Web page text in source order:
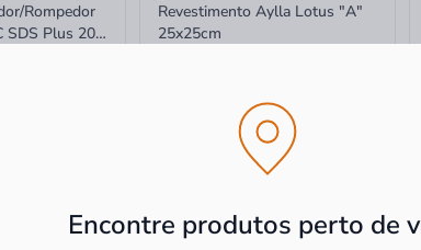
Encontre produtos perto de
Rompedor
SDS Plus 20V
e Carregador
Revestimento Aylla Lotus "A"
25x25cm
R$ 59,42 m² à vista